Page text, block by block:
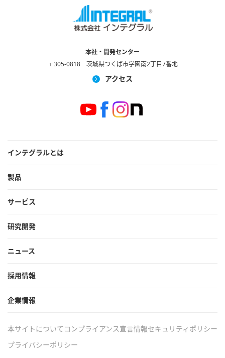
本社・開発センター
〒305-0818 茨城県つくば市学園南2丁目7番地
アクセス
インテグラルとは
製品
サービス
研究開発
ニュース
採用情報
企業情報
本サイトについてコンプライアンス宣言情報セキュリティポリシー
プライバシーポリシー